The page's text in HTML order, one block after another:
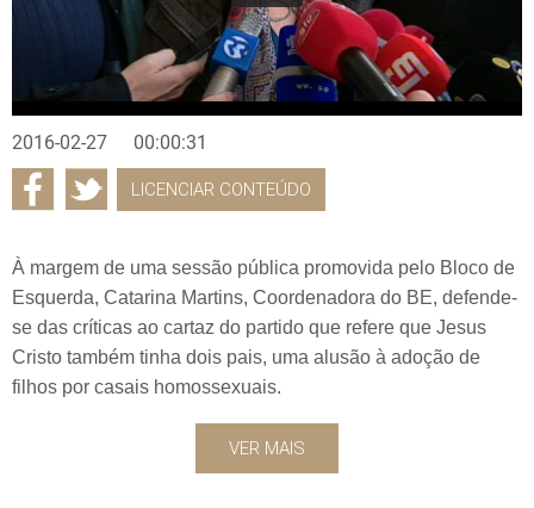
2016-02-27 00:00:31
LICENCIAR CONTEÚDO
À margem de uma sessão pública promovida pelo Bloco de
Esquerda, Catarina Martins, Coordenadora do BE, defende-
se das críticas ao cartaz do partido que refere que Jesus
Cristo também tinha dois pais, uma alusão à adoção de
filhos por casais homossexuais.
VER MAIS